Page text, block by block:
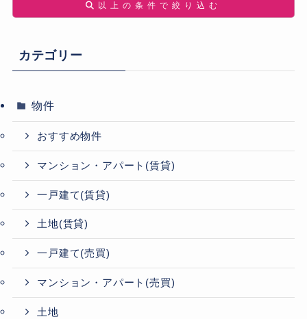
以上の条件で絞り込む
カテゴリー
物件
おすすめ物件
マンション・アパート(賃貸)
一戸建て(賃貸)
土地(賃貸)
一戸建て(売買)
マンション・アパート(売買)
土地